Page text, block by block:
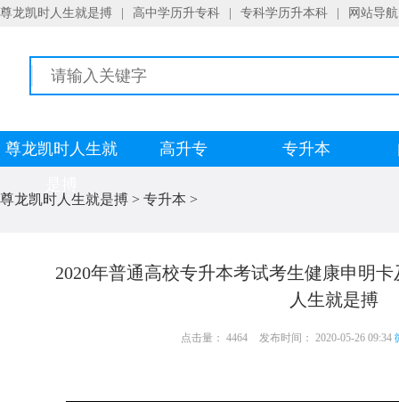
尊龙凯时人生就是搏 高中学历升专科 专科学历升本科 网站导航
尊龙凯时人生就
高升专 专升本
尊龙凯时人生就是搏 > 专升本 >
2020年普通高校专升本考试考生健康申明
人生就是搏
点击量： 4464 发布时间： 2020-05-26 09:34